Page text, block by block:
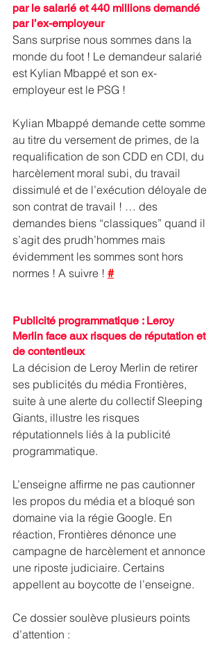
par le salarié et 440 millions demandé
par l’ex-employeur
Sans surprise nous sommes dans la
monde du foot ! Le demandeur salarié
est Kylian Mbappé et son ex-
employeur est le PSG !
Kylian Mbappé demande cette somme
au titre du versement de primes, de la
requalification de son CDD en CDI, du
harcèlement moral subi, du travail
dissimulé et de l’exécution déloyale de
son contrat de travail ! … des
demandes biens “classiques” quand il
s’agit des prudh’hommes mais
évidemment les sommes sont hors
normes ! A suivre ! #
Publicité programmatique : Leroy
Merlin face aux risques de réputation et
de contentieux
La décision de Leroy Merlin de retirer
ses publicités du média Frontières,
suite à une alerte du collectif Sleeping
Giants, illustre les risques
réputationnels liés à la publicité
programmatique.
L’enseigne affirme ne pas cautionner
les propos du média et a bloqué son
domaine via la régie Google. En
réaction, Frontières dénonce une
campagne de harcèlement et annonce
une riposte judiciaire. Certains
appellent au boycotte de l’enseigne.
Ce dossier soulève plusieurs points
d’attention :